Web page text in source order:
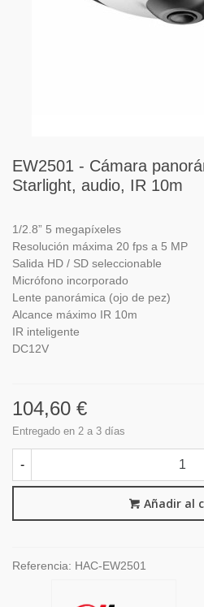
EW2501 - Cámara
Starlight, audio, IR 10m
1/2.8” 5 megapíxeles
Resolución máxima 20 fps a 5 MP
Salida HD / SD seleccionable
Micrófono incorporado
Lente panorámica (ojo de pez)
Alcance máximo IR 10m
IR inteligente
DC12V
104,60 €
Entregado en 2 a 3 días
-
Añadir al
Referencia: HAC-EW2501